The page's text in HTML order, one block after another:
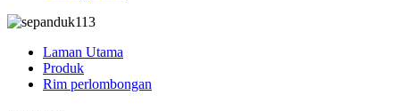
Laman Utama
Produk
Rim perlombongan